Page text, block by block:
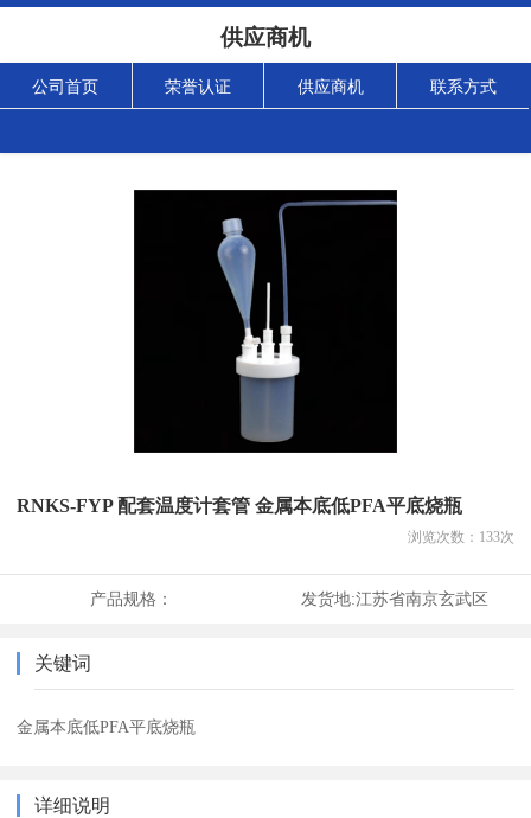
供应商机
公司首页 荣誉认证 供应商机 联系方式
RNKS-FYP 配套温度计套管 金属本底低PFA平底烧瓶
浏览次数： 133次
产品规格： 发货地:江苏省南京玄武区
关键词
金属本底低PFA平底烧瓶
详细说明